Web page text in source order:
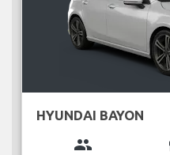
HYUNDAI BAYON
group